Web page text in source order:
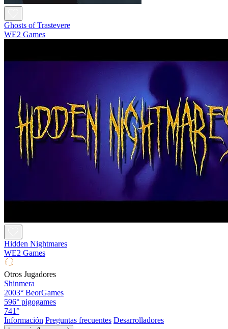
Ghosts of Trastevere
WE2 Games
Hidden Nightmares
WE2 Games
Otros Jugadores
Shinmera
2003° BeorGames
596° pigogames
741°
Información Preguntas frecuentes Desarrolladores